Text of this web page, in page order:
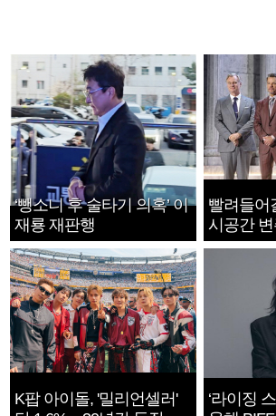
‘뺑소니 후 술타기 의혹’ 이
재룡 재판행
빨려들어
시공간
지는 ‘전
K팝 아이돌, '밀리언셀러'
‘라이징